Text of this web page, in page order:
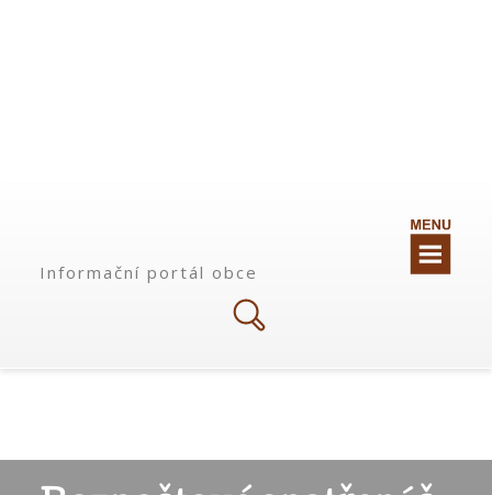
Informační portál obce